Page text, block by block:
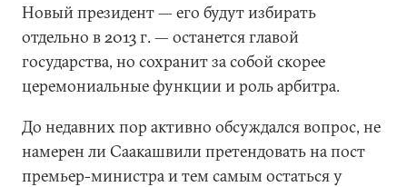
Новый президент — его будут избирать
отдельно в 2013 г. — останется главой
государства, но сохранит за собой скорее
церемониальные функции и роль арбитра.
До недавних пор активно обсуждался вопрос, не
намерен ли Саакашвили претендовать на пост
премьер-министра и тем самым остаться у